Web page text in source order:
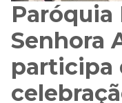
Paróquia
Senhora
participa